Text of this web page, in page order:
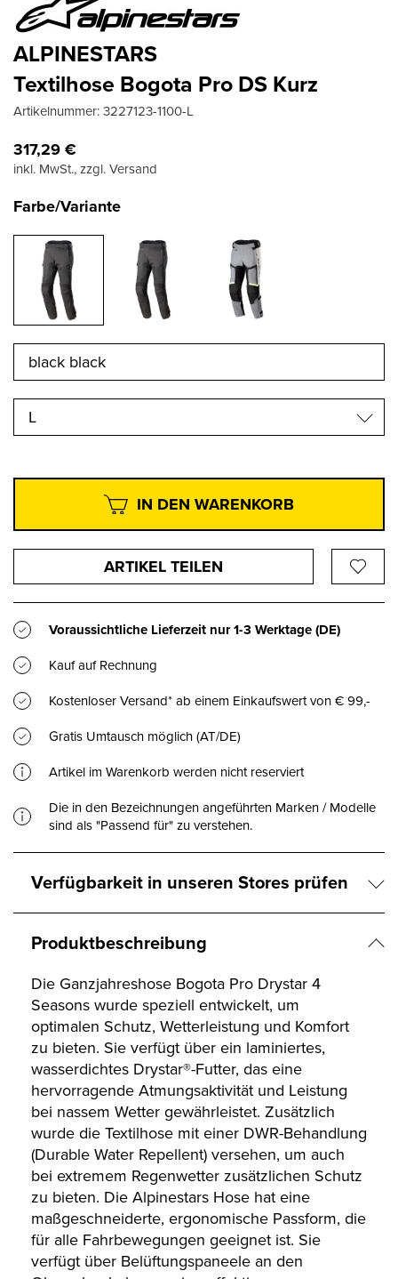
ALPINESTARS
Textilhose Bogota Pro DS Kurz
Artikelnummer:3227123-1100-L
317,29€
inkl. MwSt., zzgl. Versand
Farbe/Variante
L
IN DEN WARENKORB
ARTIKEL TEILEN
Voraussichtliche Lieferzeit nur1-3 Werktage(DE)
Kauf auf Rechnung
Kostenloser Versand* ab einem Einkaufswert von € 99,-
Gratis Umtausch möglich (AT/DE)
Artikel im Warenkorb werden nicht reserviert
Die in den Bezeichnungen angeführten Marken / Modelle
sind als "Passend für" zu verstehen.
Verfügbarkeit in unseren Stores prüfen
Produktbeschreibung
Die Ganzjahreshose Bogota Pro Drystar 4
Seasons wurde speziell entwickelt, um
optimalen Schutz, Wetterleistung und Komfort
zu bieten. Sie verfügt über ein laminiertes,
wasserdichtes Drystar®-Futter, das eine
hervorragende Atmungsaktivität und Leistung
bei nassem Wetter gewährleistet. Zusätzlich
wurde die Textilhose mit einer DWR-Behandlung
(Durable Water Repellent) versehen, um auch
bei extremem Regenwetter zusätzlichen Schutz
zu bieten. Die Alpinestars Hose hat eine
maßgeschneiderte, ergonomische Passform, die
für alle Fahrbewegungen geeignet ist. Sie
verfügt über Belüftungspaneele an den